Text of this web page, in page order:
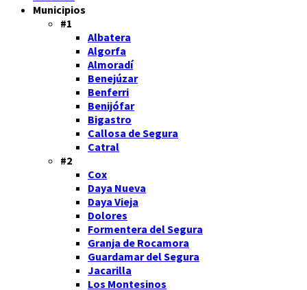
Municipios
#1
Albatera
Algorfa
Almoradí
Benejúzar
Benferri
Benijófar
Bigastro
Callosa de Segura
Catral
#2
Cox
Daya Nueva
Daya Vieja
Dolores
Formentera del Segura
Granja de Rocamora
Guardamar del Segura
Jacarilla
Los Montesinos